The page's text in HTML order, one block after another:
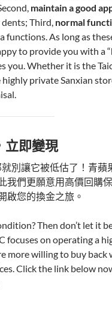
maintain a good
Third, normal
functions. As long as
to provide you with a
you. Whether it is the
private Sanxian
立即變現
別讓它被低估了！青蘋
我們更願意用高價回購
啟您的換金之旅。
Then don’t let it
focuses on operating a
more willing to buy back
Click the link below